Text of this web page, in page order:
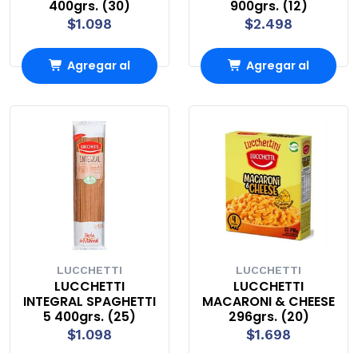
400grs. (30)
$1.098
Agregar al
900grs. (12)
$2.498
Agregar al
LUCCHETTI
LUCCHETTI
INTEGRAL SPAGHETTI
5 400grs. (25)
$1.098
LUCCHETTI
LUCCHETTI
MACARONI & CHEESE
296grs. (20)
$1.698